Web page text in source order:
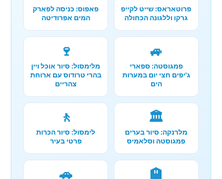
פרוטאראס: שייט לקייפ
גרקו וללגונה הכחולה
פאפוס: כניסה לפארק
המים אפרודיטה
🚙
פמגוסטה: ספארי
ג'יפים חצי יום במערות
הים
🍷
מלימסול: סיור אוכל ויין
בהרי טרודוס עם ארוחת
צהריים
🏛️
מלרנקה: סיור בערים
פמגוסטה וסלאמיס
🚶
לימסול: סיור הכרות
פרטי בעיר
🏨
🚗